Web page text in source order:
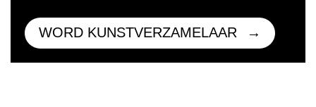
WORD KUNSTVERZAMELAAR